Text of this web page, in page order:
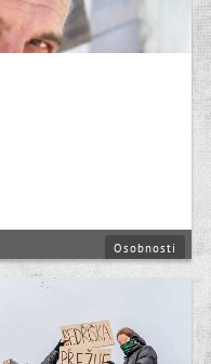
Osobnosti